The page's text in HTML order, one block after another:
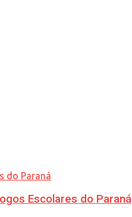
Escolares do Paraná